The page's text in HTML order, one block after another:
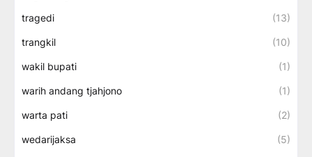
tragedi (13)
trangkil (10)
wakil bupati (1)
warih andang tjahjono (1)
warta pati (2)
wedarijaksa (5)